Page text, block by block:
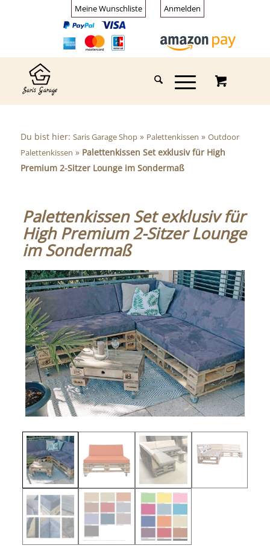
Meine Wunschliste Anmelden
Du bist hier: Saris Garage Shop» Palettenkissen » Outdoor
Palettenkissen » Palettenkissen Set exklusiv für High
Premium 2-Sitzer Lounge im Sondermaß
Palettenkissen Set exklusiv für
High Premium 2-Sitzer Lounge
im Sondermaß